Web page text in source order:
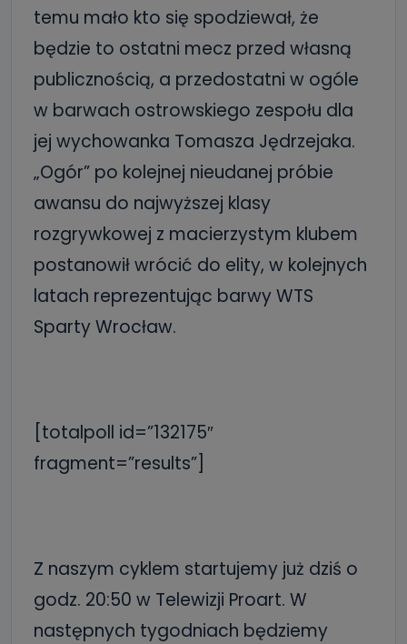
temu mało kto się spodziewał, że
będzie to ostatni mecz przed własną
publicznością, a przedostatni w ogóle
w barwach ostrowskiego zespołu dla
jej wychowanka Tomasza Jędrzejaka.
„Ogór” po kolejnej nieudanej próbie
awansu do najwyższej klasy
rozgrywkowej z macierzystym klubem
postanowił wrócić do elity, w kolejnych
latach reprezentując barwy WTS
Sparty Wrocław.
[totalpoll id=”132175″
fragment=”results”]
Z naszym cyklem startujemy już dziś o
godz. 20:50 w Telewizji Proart. W
następnych tygodniach będziemy